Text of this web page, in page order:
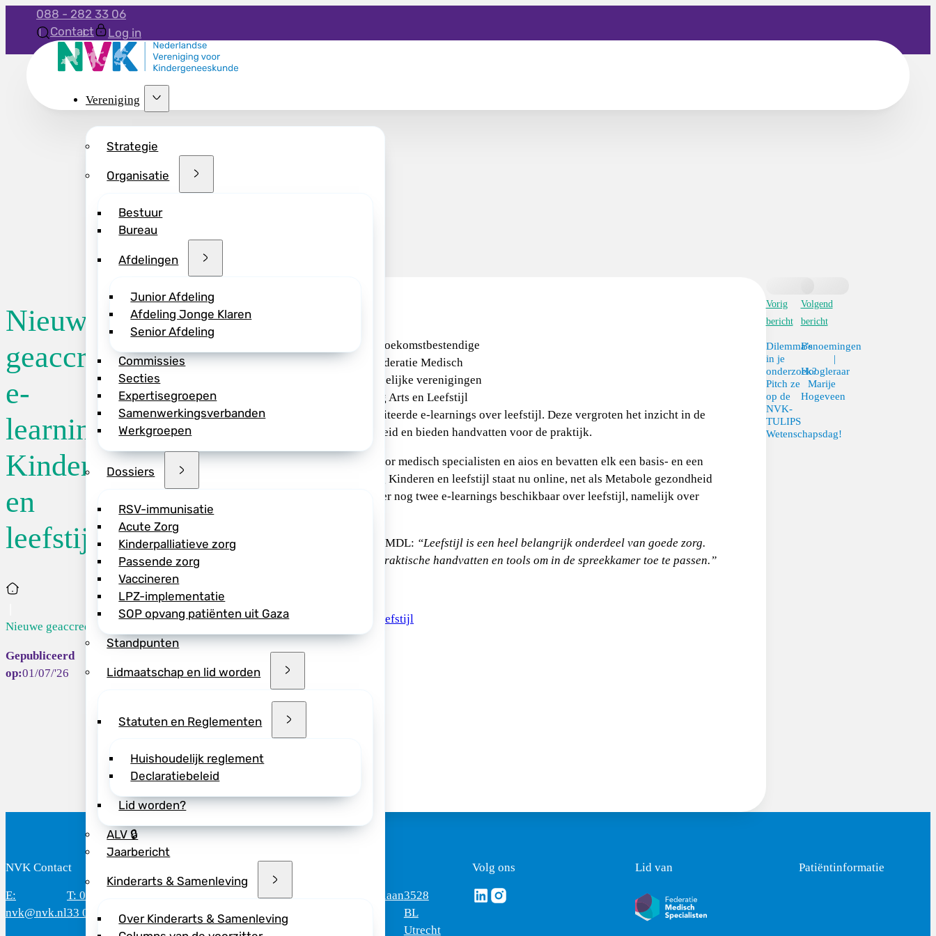
088 - 282 33 06
Contact
Log in
Vereniging
Strategie
Organisatie
Bestuur
Bureau
Afdelingen
Junior Afdeling
Afdeling Jonge Klaren
Senior Afdeling
Commissies
Secties
Expertisegroepen
Samenwerkingsverbanden
Werkgroepen
Dossiers
RSV-immunisatie
Acute Zorg
Kinderpalliatieve zorg
Passende zorg
Vaccineren
LPZ-implementatie
SOP opvang patiënten uit Gaza
Standpunten
Lidmaatschap en lid worden
Statuten en Reglementen
Huishoudelijk reglement
Declaratiebeleid
Lid worden?
ALV 🔒
Jaarbericht
Kinderarts & Samenleving
Over Kinderarts & Samenleving
Nieuwe
geaccrediteerde
e-
learning:
Kinderen
en
leefstijl
Home
Nieuwe geaccred...
01/07/'26
Preventie speelt een sleutelrol in toekomstbestendige
zorg. Daarom ontwikkelden de Federatie Medisch
Specialisten, diverse wetenschappelijke verenigingen
waaronder de NVK, en Vereniging Arts en Leefstijl
samen een nieuwe reeks geaccrediteerde e-learnings over leefstijl. Deze vergroten het inzicht in de
relatie tussen leefstijl en gezondheid en bieden handvatten voor de praktijk.
De e-learnings zijn ontwikkeld voor medisch specialisten en aios en bevatten elk een basis- en een
verdiepingsmodule. De e-learning Kinderen en leefstijl staat nu online, net als Metabole gezondheid
en leefstijl. Vanaf september zijn er nog twee e-learnings beschikbaar over leefstijl, namelijk over
Angelika Kindermann, kinderarts MDL: “Leefstijl is een heel belangrijk onderdeel van goede zorg.
Deze e-learnings bieden kennis, praktische handvatten en tools om in de spreekkamer toe te passen.”
>> Lees meer over preventie en leefstijl
Deel dit bericht via:
Vorig
bericht
Dilemma’s
in je
onderzoek?
Pitch ze
op de
NVK-
TULIPS
Wetenschapsdag!
Volgend
bericht
Benoemingen
|
Hoogleraar
Marije
Hogeveen
NVK Contact
E:
nvk@nvk.nl
T: 088 - 282
33 06
Bereikbaar: 8.30 - 17.00 uur
(werkdagen)
Mercatorlaan3528
BL
Utrecht
Volg ons
Volg ons via Linkedin
Volg ons via Instagram
Lid van Patiëntinformatie